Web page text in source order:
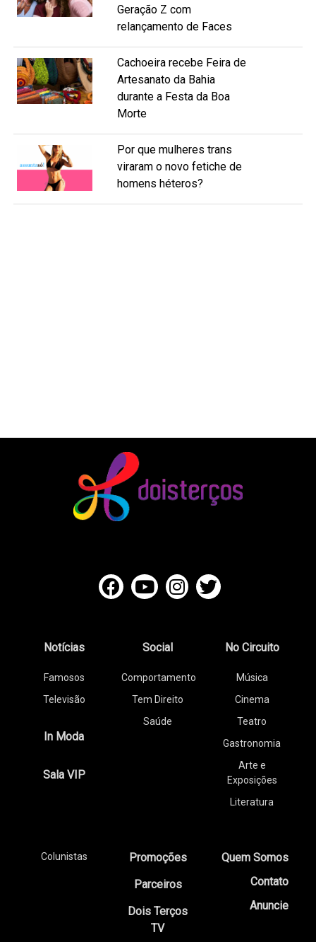
Geração Z com
relançamento de Faces
Cachoeira recebe Feira de
Artesanato da Bahia
durante a Festa da Boa
Morte
Por que mulheres trans
viraram o novo fetiche de
homens héteros?
Notícias
Famosos
Televisão
In Moda
Sala VIP
Social
Comportamento
Tem Direito
Saúde
No Circuito
Música
Cinema
Teatro
Gastronomia
Arte e
Exposições
Literatura
Colunistas
Promoções
Parceiros
Dois Terços
TV
Quem Somos
Contato
Anuncie